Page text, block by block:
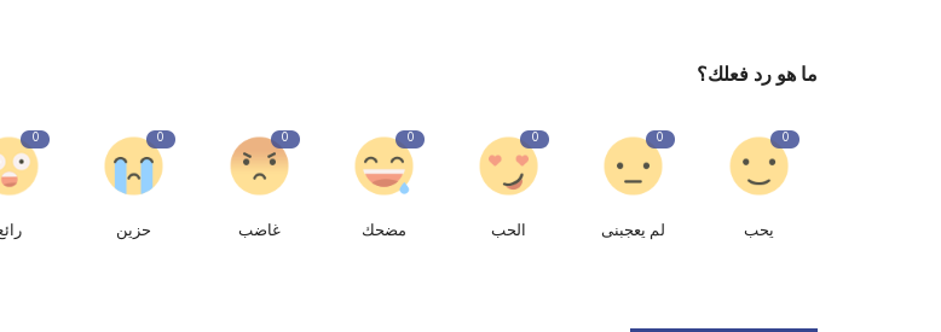
ما هو رد فعلك؟
0
يحب
0
لم يعجبنى
0
الحب
0
مضحك
0
غاضب
0
حزين
0